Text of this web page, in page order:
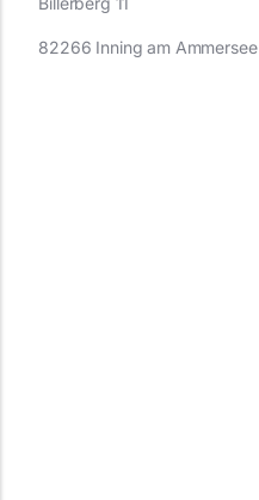
82266 Inning am Ammersee